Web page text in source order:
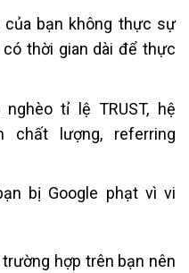
của bạn không thực sự
thời gian dài để thực
tỉ lệ TRUST, hệ
chất lượng, referring
bị Google phạt vì vi
hợp trên bạn nên